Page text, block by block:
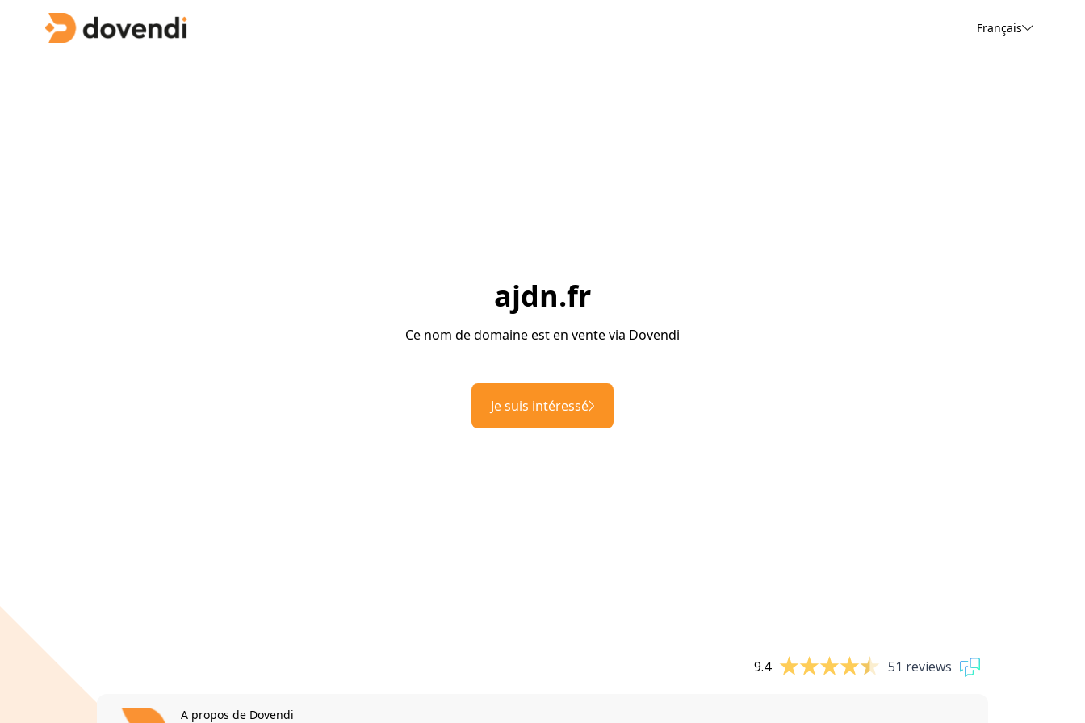
Français
ajdn.fr
Ce nom de domaine est en vente via Dovendi
Je suis intéressé
9.4 51 reviews
A propos de Dovendi